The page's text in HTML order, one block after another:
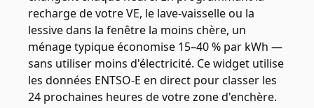
recharge de votre VE, le lave-vaisselle ou la
lessive dans la fenêtre la moins chère, un
ménage typique économise 15–40 % par kWh —
sans utiliser moins d'électricité. Ce widget utilise
les données ENTSO-E en direct pour classer les
24 prochaines heures de votre zone d'enchère.